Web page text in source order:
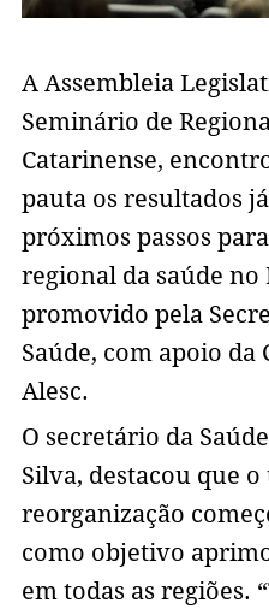
A Assembleia
Seminário de
Catarinense,
pauta os resultados
próximos passos
regional da saúde no
promovido pela
Saúde, com apoio da
Alesc.
O secretário da
Silva, destacou que
reorganização
como objetivo
em todas as regiões.